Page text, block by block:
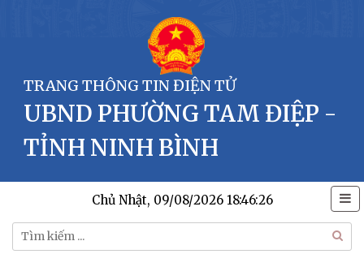
TRANG THÔNG TIN ĐIỆN TỬ
UBND PHƯỜNG TAM ĐIỆP -
TỈNH NINH BÌNH
Chủ Nhật, 09/08/2026 18:46:26